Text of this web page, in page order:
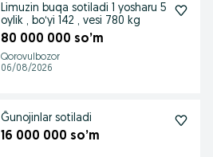
Limuzin buqa sotiladi 1 yosharu 5
oylik , boʻyi 142 , vesi 780 kg
80 000 000 so’m
Qorovulbozor
06/08/2026
Ĝunojinlar sotiladi
16 000 000 so’m